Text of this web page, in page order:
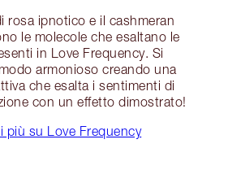
rosa ipnotico e il cashmeran
le molecole che esaltano le
in Love Frequency. Si
armonioso creando una
che esalta i sentimenti di
con un effetto dimostrato!
più su Love Frequency